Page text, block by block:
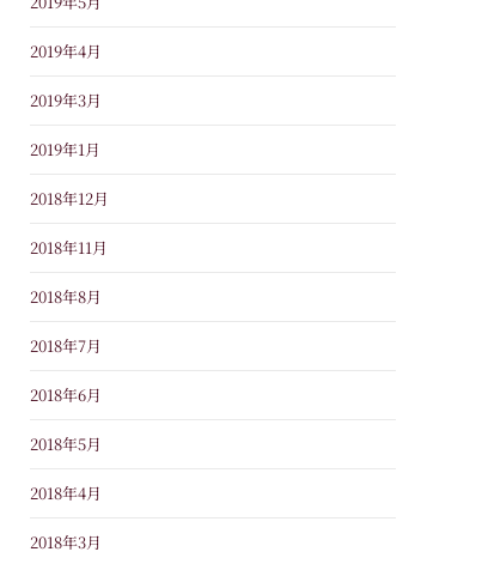
2019年4月
2019年3月
2019年1月
2018年12月
2018年11月
2018年8月
2018年7月
2018年6月
2018年5月
2018年4月
2018年3月